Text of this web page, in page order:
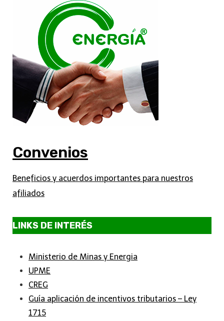
Convenios
Beneficios y acuerdos importantes para nuestros
afiliados
LINKS DE INTERÉS
Ministerio de Minas y Energia
UPME
CREG
Guía aplicación de incentivos tributarios – Ley
1715